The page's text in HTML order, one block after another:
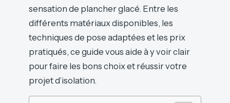
sensation de plancher glacé. Entre les
différents matériaux disponibles, les
techniques de pose adaptées et les prix
pratiqués, ce guide vous aide à y voir clair
pour faire les bons choix et réussir votre
projet d’isolation.